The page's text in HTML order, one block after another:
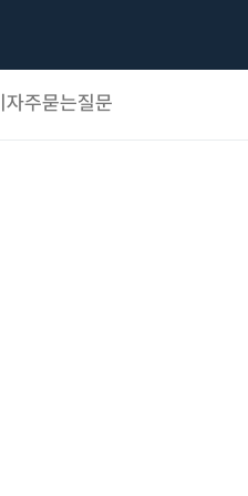
자주묻는질문